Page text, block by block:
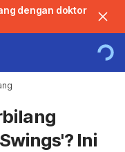
dengan doktor
Ini